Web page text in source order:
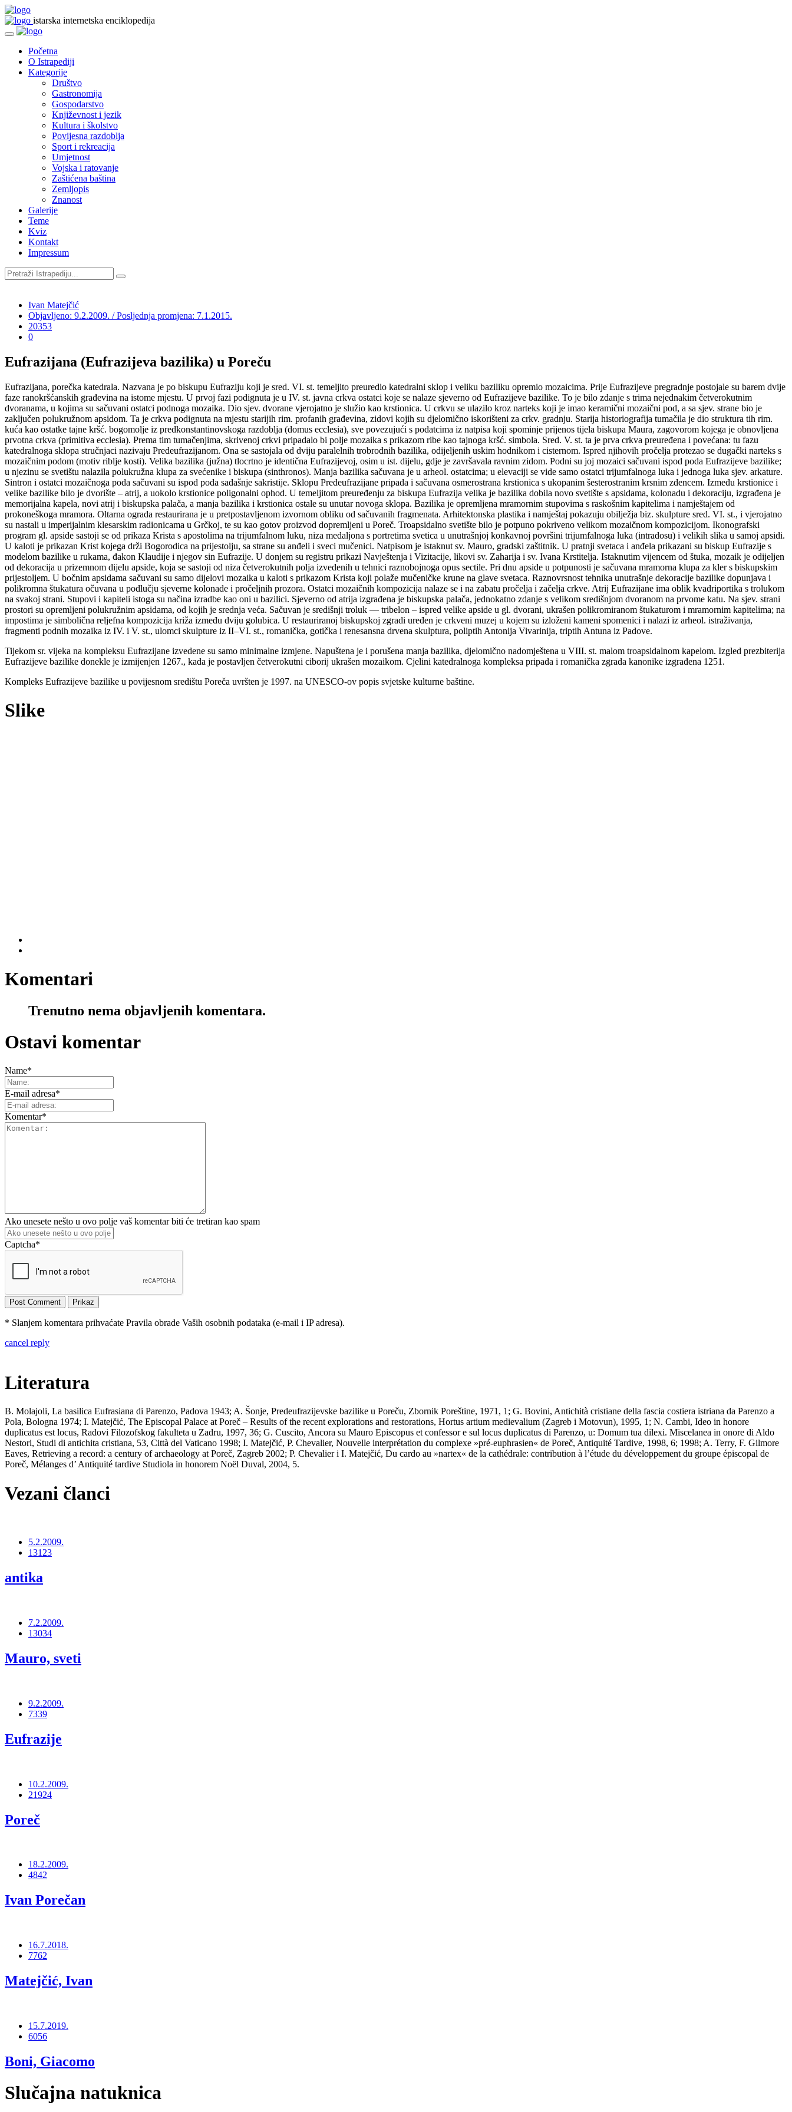
istarska internetska enciklopedija
Početna
O Istrapediji
Kategorije
Društvo
Gastronomija
Gospodarstvo
Književnost i jezik
Kultura i školstvo
Povijesna razdoblja
Sport i rekreacija
Umjetnost
Vojska i ratovanje
Zaštićena baština
Zemljopis
Znanost
Galerije
Teme
Kviz
Kontakt
Impressum
Ivan Matejčić
Objavljeno: 9.2.2009. / Posljednja promjena: 7.1.2015.
20353
0
Eufrazijana (Eufrazijeva bazilika) u Poreču
Eufrazijana, porečka katedrala. Nazvana je po biskupu Eufraziju koji je sred. VI. st. temeljito preuredio katedralni sklop i veliku baziliku opremio mozaicima. Prije Eufrazijeve pregradnje postojale su barem dvije
faze ranokršćanskih građevina na istome mjestu. U prvoj fazi podignuta je u IV. st. javna crkva ostatci koje se nalaze sjeverno od Eufrazijeve bazilike. To je bilo zdanje s trima nejednakim četverokutnim
dvoranama, u kojima su sačuvani ostatci podnoga mozaika. Dio sjev. dvorane vjerojatno je služio kao krstionica. U crkvu se ulazilo kroz narteks koji je imao keramični mozaični pod, a sa sjev. strane bio je
zaključen polukružnom apsidom. Ta je crkva podignuta na mjestu starijih rim. profanih građevina, zidovi kojih su djelomično iskorišteni za crkv. gradnju. Starija historiografija tumačila je dio struktura tih rim.
kuća kao ostatke tajne kršć. bogomolje iz predkonstantinovskoga razdoblja (domus ecclesia), sve povezujući s podatcima iz natpisa koji spominje prijenos tijela biskupa Maura, zagovorom kojega je obnovljena
prvotna crkva (primitiva ecclesia). Prema tim tumačenjima, skrivenoj crkvi pripadalo bi polje mozaika s prikazom ribe kao tajnoga kršć. simbola. Sred. V. st. ta je prva crkva preuređena i povećana: tu fazu
katedralnoga sklopa stručnjaci nazivaju Predeufrazijanom. Ona se sastojala od dviju paralelnih trobrodnih bazilika, odijeljenih uskim hodnikom i cisternom. Ispred njihovih pročelja protezao se dugački narteks s
mozaičnim podom (motiv riblje kosti). Velika bazilika (južna) tlocrtno je identična Eufrazijevoj, osim u ist. dijelu, gdje je završavala ravnim zidom. Podni su joj mozaici sačuvani ispod poda Eufrazijeve bazilike;
u njezinu se svetištu nalazila polukružna klupa za svećenike i biskupa (sinthronos). Manja bazilika sačuvana je u arheol. ostatcima; u elevaciji se vide samo ostatci trijumfalnoga luka i jednoga luka sjev. arkature.
Sintron i ostatci mozaičnoga poda sačuvani su ispod poda sadašnje sakristije. Sklopu Predeufrazijane pripada i sačuvana osmerostrana krstionica s ukopanim šesterostranim krsnim zdencem. Između krstionice i
velike bazilike bilo je dvorište – atrij, a uokolo krstionice poligonalni ophod. U temeljitom preuređenju za biskupa Eufrazija velika je bazilika dobila novo svetište s apsidama, kolonadu i dekoraciju, izgrađena je
memorijalna kapela, novi atrij i biskupska palača, a manja bazilika i krstionica ostale su unutar novoga sklopa. Bazilika je opremljena mramornim stupovima s raskošnim kapitelima i namještajem od
prokoneškoga mramora. Oltarna ograda restaurirana je u pretpostavljenom izvornom obliku od sačuvanih fragmenata. Arhitektonska plastika i namještaj pokazuju obilježja biz. skulpture sred. VI. st., i vjerojatno
su nastali u imperijalnim klesarskim radionicama u Grčkoj, te su kao gotov proizvod dopremljeni u Poreč. Troapsidalno svetište bilo je potpuno pokriveno velikom mozaičnom kompozicijom. Ikonografski
program gl. apside sastoji se od prikaza Krista s apostolima na trijumfalnom luku, niza medaljona s portretima svetica u unutrašnjoj konkavnoj površini trijumfalnoga luka (intradosu) i velikih slika u samoj apsidi.
U kaloti je prikazan Krist kojega drži Bogorodica na prijestolju, sa strane su anđeli i sveci mučenici. Natpisom je istaknut sv. Mauro, gradski zaštitnik. U pratnji svetaca i anđela prikazani su biskup Eufrazije s
modelom bazilike u rukama, đakon Klaudije i njegov sin Eufrazije. U donjem su registru prikazi Navještenja i Vizitacije, likovi sv. Zaharija i sv. Ivana Krstitelja. Istaknutim vijencem od štuka, mozaik je odijeljen
od dekoracija u prizemnom dijelu apside, koja se sastoji od niza četverokutnih polja izvedenih u tehnici raznobojnoga opus sectile. Pri dnu apside u potpunosti je sačuvana mramorna klupa za kler s biskupskim
prijestoljem. U bočnim apsidama sačuvani su samo dijelovi mozaika u kaloti s prikazom Krista koji polaže mučeničke krune na glave svetaca. Raznovrsnost tehnika unutrašnje dekoracije bazilike dopunjava i
polikromna štukatura očuvana u podlučju sjeverne kolonade i pročeljnih prozora. Ostatci mozaičnih kompozicija nalaze se i na zabatu pročelja i začelja crkve. Atrij Eufrazijane ima oblik kvadriportika s trolukom
na svakoj strani. Stupovi i kapiteli istoga su načina izradbe kao oni u bazilici. Sjeverno od atrija izgrađena je biskupska palača, jednokatno zdanje s velikom središnjom dvoranom na prvome katu. Na sjev. strani
prostori su opremljeni polukružnim apsidama, od kojih je srednja veća. Sačuvan je središnji troluk –– tribelon – ispred velike apside u gl. dvorani, ukrašen polikromiranom štukaturom i mramornim kapitelima; na
impostima je simbolična reljefna kompozicija križa između dviju golubica. U restauriranoj biskupskoj zgradi uređen je crkveni muzej u kojem su izloženi kameni spomenici i nalazi iz arheol. istraživanja,
fragmenti podnih mozaika iz IV. i V. st., ulomci skulpture iz II–VI. st., romanička, gotička i renesansna drvena skulptura, poliptih Antonija Vivarinija, triptih Antuna iz Padove.
Tijekom sr. vijeka na kompleksu Eufrazijane izvedene su samo minimalne izmjene. Napuštena je i porušena manja bazilika, djelomično nadomještena u VIII. st. malom troapsidalnom kapelom. Izgled prezbiterija
Eufrazijeve bazilike donekle je izmijenjen 1267., kada je postavljen četverokutni ciborij ukrašen mozaikom. Cjelini katedralnoga kompleksa pripada i romanička zgrada kanonike izgrađena 1251.
Kompleks Eufrazijeve bazilike u povijesnom središtu Poreča uvršten je 1997. na UNESCO-ov popis svjetske kulturne baštine.
Slike
Komentari
Trenutno nema objavljenih komentara.
Ostavi komentar
Name*
E-mail adresa*
Komentar*
Ako unesete nešto u ovo polje vaš komentar biti će tretiran kao spam
Captcha*
* Slanjem komentara prihvaćate Pravila obrade Vaših osobnih podataka (e-mail i IP adresa).
cancel reply
Literatura
B. Molajoli, La basilica Eufrasiana di Parenzo, Padova 1943; A. Šonje, Predeufrazijevske bazilike u Poreču, Zbornik Poreštine, 1971, 1; G. Bovini, Antichità cristiane della fascia costiera istriana da Parenzo a
Pola, Bologna 1974; I. Matejčić, The Episcopal Palace at Poreč – Results of the recent explorations and restorations, Hortus artium medievalium (Zagreb i Motovun), 1995, 1; N. Cambi, Ideo in honore
duplicatus est locus, Radovi Filozofskog fakulteta u Zadru, 1997, 36; G. Cuscito, Ancora su Mauro Episcopus et confessor e sul locus duplicatus di Parenzo, u: Domum tua dilexi. Miscelanea in onore di Aldo
Nestori, Studi di antichita cristiana, 53, Città del Vaticano 1998; I. Matejčić, P. Chevalier, Nouvelle interprétation du complexe »pré-euphrasien« de Poreč, Antiquité Tardive, 1998, 6; 1998; A. Terry, F. Gilmore
Eaves, Retrieving a record: a century of archaeology at Poreč, Zagreb 2002; P. Chevalier i I. Matejčić, Du cardo au »nartex« de la cathédrale: contribution à l’étude du développement du groupe épiscopal de
Poreč, Mélanges d’ Antiquité tardive Studiola in honorem Noël Duval, 2004, 5.
Vezani članci
5.2.2009.
13123
antika
7.2.2009.
13034
Mauro, sveti
9.2.2009.
7339
Eufrazije
10.2.2009.
21924
Poreč
18.2.2009.
4842
Ivan Porečan
16.7.2018.
7762
Matejčić, Ivan
15.7.2019.
6056
Boni, Giacomo
Slučajna natuknica